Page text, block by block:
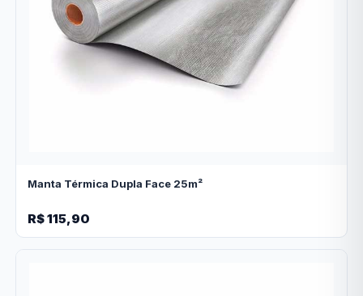
Manta Térmica Dupla Face 25m²
R$ 115,90